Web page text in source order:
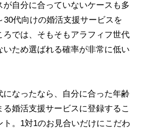
が自分に合っていないケースも多
30代向けの婚活支援サービスを
ろでは、そもそもアラフィフ世代
いため選ばれる確率が非常に低い
になったなら、自分に合った年齢
る婚活支援サービスに登録するこ
ト。1対1のお見合いだけにこだわ